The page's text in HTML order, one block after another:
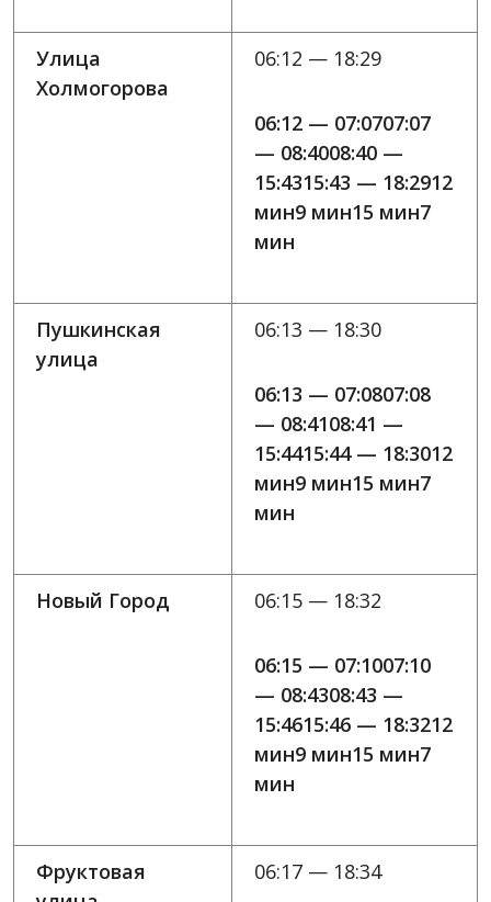
Улица
Холмогорова
06:12 — 18:29
06:12 — 07:0707:07
— 08:4008:40 —
15:4315:43 — 18:2912
мин9 мин15 мин7
мин
Пушкинская
улица
06:13 — 18:30
06:13 — 07:0807:08
— 08:4108:41 —
15:4415:44 — 18:3012
мин9 мин15 мин7
мин
Новый Город 06:15 — 18:32
06:15 — 07:1007:10
— 08:4308:43 —
15:4615:46 — 18:3212
мин9 мин15 мин7
мин
Фруктовая
06:17 — 18:34